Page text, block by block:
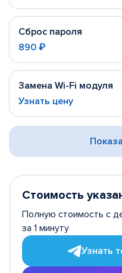
Сброс пароля
890 ₽
Замена Wi-Fi модуля
Узнать цену
Стоимость
Полную стоимость с
за 1 минуту
Узнать